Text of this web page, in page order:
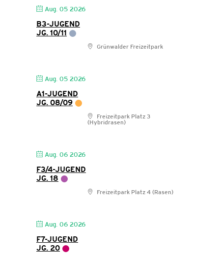
Aug. 05 2026
B3-JUGEND
JG. 10/11
Grünwalder Freizeitpark
Aug. 05 2026
A1-JUGEND
JG. 08/09
Freizeitpark Platz 3
(Hybridrasen)
Aug. 06 2026
F3/4-JUGEND
JG. 18
Freizeitpark Platz 4 (Rasen)
Aug. 06 2026
F7-JUGEND
JG. 20